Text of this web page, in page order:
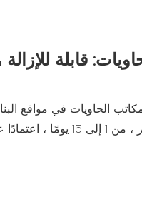
قابلة للإزالة ،